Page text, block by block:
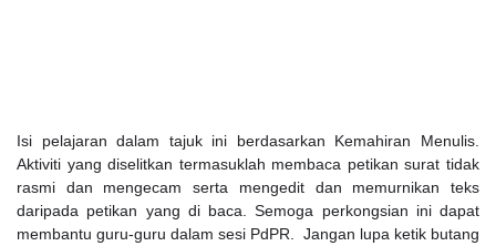
Isi pelajaran dalam tajuk ini berdasarkan Kemahiran Menulis.
Aktiviti yang diselitkan termasuklah membaca petikan surat tidak
rasmi dan mengecam serta mengedit dan memurnikan teks
daripada petikan yang di baca. Semoga perkongsian ini dapat
membantu guru-guru dalam sesi PdPR. Jangan lupa ketik butang